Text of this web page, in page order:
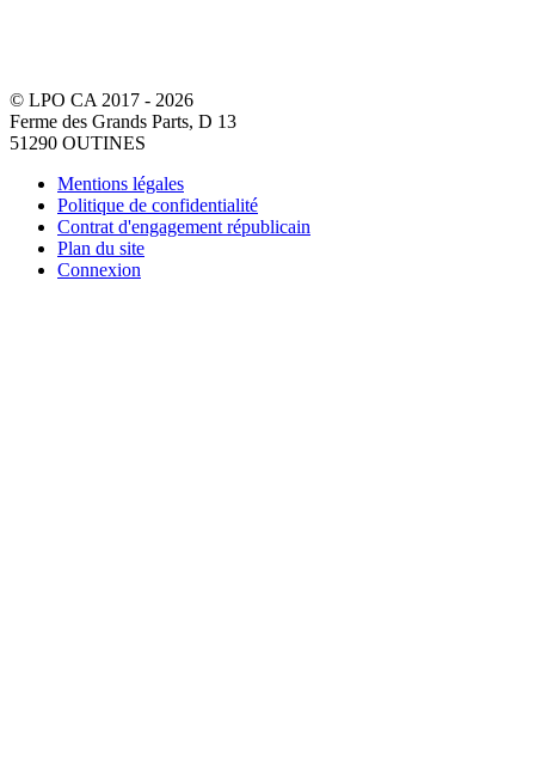
© LPO CA 2017 - 2026
Ferme des Grands Parts, D 13
51290 OUTINES
Mentions légales
Politique de confidentialité
Contrat d'engagement républicain
Plan du site
Connexion